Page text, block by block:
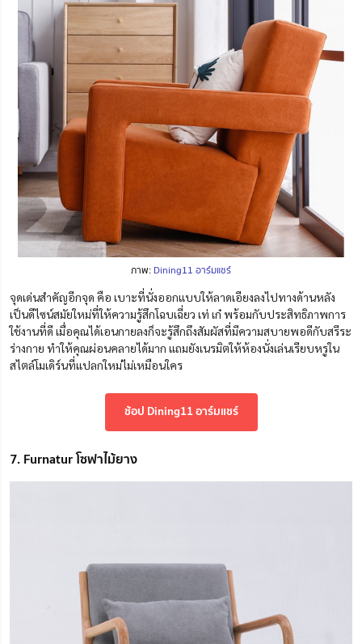
ภาพ: Dining11 อาร์มแชร์
จุดเด่นสำคัญอีกจุด คือ เบาะที่นั่งออกแบบให้ลาดเอียงลงไปทางด้านหลัง
เป็นดีไซน์สมัยใหม่ที่ให้ความรู้สึกโฉบเฉี่ยว เท่ เก๋ พร้อมกับประสิทธิภาพการ
ใช้งานที่ดี เมื่อคุณได้เอนกายลงก็จะรู้สึกถึงสัมผัสที่มีความสบายพอดีกับสรีระ
ร่างกาย ทำให้คุณผ่อนคลายได้มาก แถมยังเนรมิตให้ห้องนั่งเล่นเรียบหรูใน
สไตล์โมเดิร์นที่แปลกใหม่ไม่เหมือนใคร
ช้อป Dining11 อาร์มแชร์
7. Furnatur โซฟาไม้ยาง